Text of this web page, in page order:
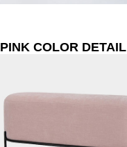
PINK COLOR DETAIL